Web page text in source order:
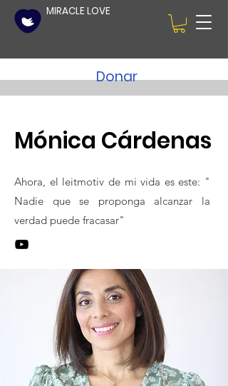
MIRACLE LOVE
Donar
Mónica Cárdenas
Ahora, el leitmotiv de mi vida es este: "
Nadie que se proponga alcanzar la
verdad puede fracasar"